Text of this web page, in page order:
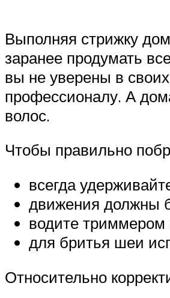
Выполняя стрижку
заранее продумать
вы не уверены в
профессионалу. А
волос.
Чтобы правильно
всегда
движения должны
водите триммером
для бритья шеи
Относительно